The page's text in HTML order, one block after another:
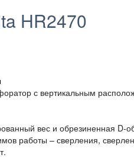
HR2470
с вертикальным
вес и обрезиненная D-
работы – сверления,